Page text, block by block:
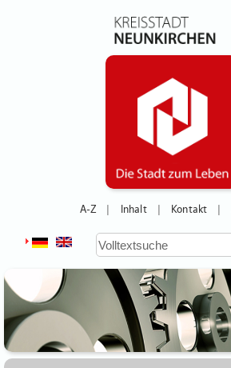
A-Z Inhalt Kontakt